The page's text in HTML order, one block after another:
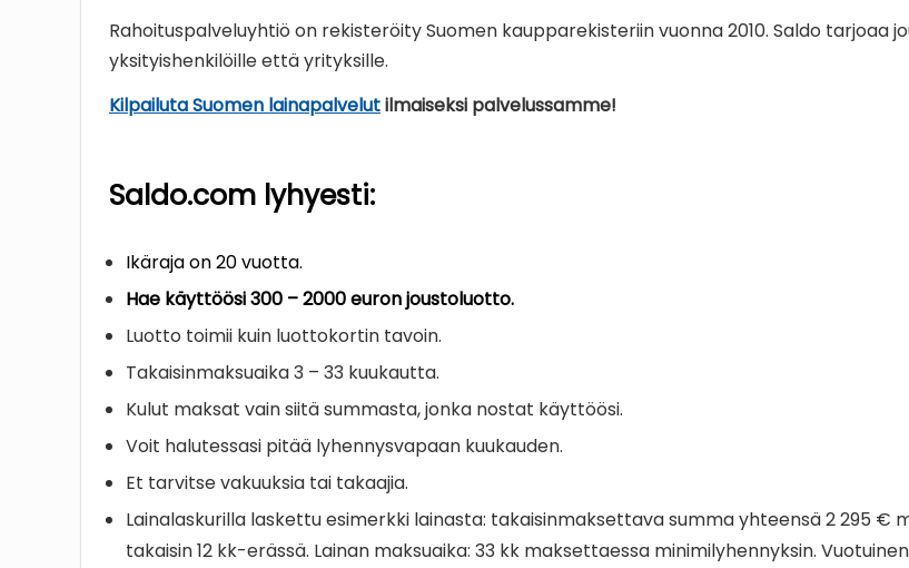
Rahoituspalveluyhtiö on rekisteröity Suomen kaupparekisteriin vuonna 2010. Saldo tarjoaa
yksityishenkilöille että yrityksille.
Kilpailuta Suomen lainapalvelutilmaiseksi palvelussamme!
Saldo.com lyhyesti:
Ikäraja on 20 vuotta.
Hae käyttöösi 300 – 2000 euron joustoluotto.
Luotto toimii kuin luottokortin tavoin.
Takaisinmaksuaika 3 – 33 kuukautta.
Kulut maksat vain siitä summasta, jonka nostat käyttöösi.
Voit halutessasi pitää lyhennysvapaan kuukauden.
Et tarvitse vakuuksia tai takaajia.
Lainalaskurilla laskettu esimerkki lainasta: takaisinmaksettava summa yhteensä 2 295 €
takaisin 12 kk-erässä. Lainan maksuaika: 33 kk maksettaessa minimilyhennyksin.